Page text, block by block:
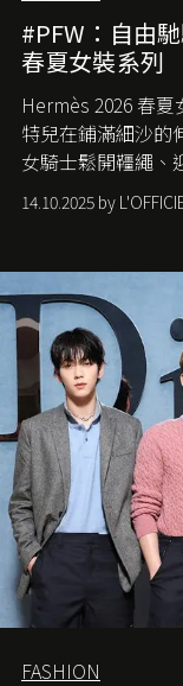
#PFW：自由
春夏女裝系列
Hermès 2026 春
特兒在鋪滿細沙的
女騎士鬆開韁繩、
從容的態度。
14.10.2025 by
FASHION